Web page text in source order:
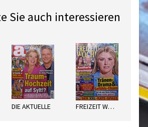
Sie auch interessieren
DIE AKTUELLE FREIZEIT WOCHE